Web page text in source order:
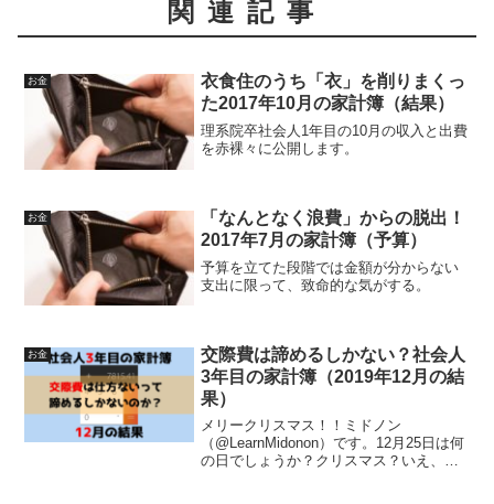
関連記事
お金
衣食住のうち「衣」を削りまくっ
た2017年10月の家計簿（結果）
理系院卒社会人1年目の10月の収入と出費
を赤裸々に公開します。
お金
「なんとなく浪費」からの脱出！
2017年7月の家計簿（予算）
予算を立てた段階では金額が分からない
支出に限って、致命的な気がする。
お金
交際費は諦めるしかない？社会人
3年目の家計簿（2019年12月の結
果）
メリークリスマス！！ミドノン
（@LearnMidonon）です。12月25日は何
の日でしょうか？クリスマス？いえ、違